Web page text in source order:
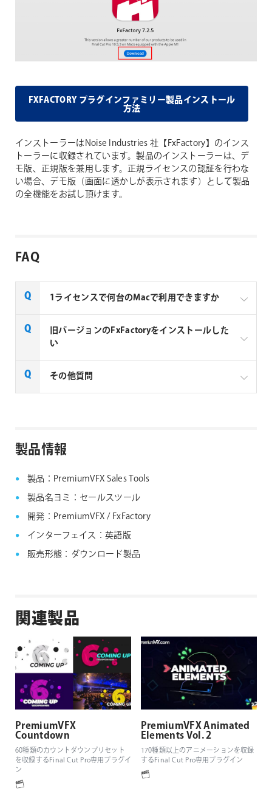
FXFACTORY プラグインファミリー製品インストール
方法
インストーラーはNoise Industries 社【FxFactory】のインス
トーラーに収録されています。製品のインストーラーは、デ
モ版、正規版を兼用します。正規ライセンスの認証を行わな
い場合、デモ版（画面に透かしが表示されます）として製品
の全機能をお試し頂けます。
FAQ
1ライセンスで何台のMacで利用できますか
Noise Industries社製品、FxFactory プラグインファミ
リー製品は、1ライセンスにつき1台のMacでのみ使用
旧バージョンのFxFactoryをインストールした
い
FxFactory 旧バージョンインストーラーページよりご
FxFactory 旧バージョンインストーラー
その他質問
製品情報
製品：PremiumVFX Sales Tools
製品名ヨミ：セールスツール
開発：PremiumVFX / FxFactory
インターフェイス：英語版
販売形態：ダウンロード製品
関連製品
PremiumVFX
Countdown
60種類のカウントダウンプリセット
を収録するFinal Cut Pro専用プラグイ
ン
PremiumVFX Animated
Elements Vol. 2
170種類以上のアニメーションを収録
するFinal Cut Pro専用プラグイン